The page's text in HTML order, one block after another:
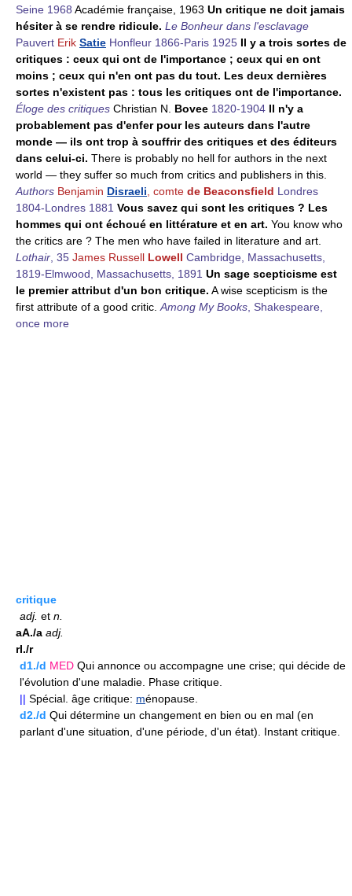
Seine 1968 Académie française, 1963 Un critique ne doit jamais
hésiter à se rendre ridicule. Le Bonheur dans l'esclavage
Pauvert Erik Satie Honfleur 1866-Paris 1925 Il y a trois sortes de
critiques : ceux qui ont de l'importance ; ceux qui en ont
moins ; ceux qui n'en ont pas du tout. Les deux dernières
sortes n'existent pas : tous les critiques ont de l'importance.
Éloge des critiques Christian N. Bovee 1820-1904 Il n'y a
probablement pas d'enfer pour les auteurs dans l'autre
monde — ils ont trop à souffrir des critiques et des éditeurs
dans celui-ci. There is probably no hell for authors in the next
world — they suffer so much from critics and publishers in this.
Authors Benjamin Disraeli , comte de Beaconsfield Londres
1804-Londres 1881 Vous savez qui sont les critiques ? Les
hommes qui ont échoué en littérature et en art. You know who
the critics are ? The men who have failed in literature and art.
Lothair , 35 James Russell Lowell Cambridge, Massachusetts,
1819-Elmwood, Massachusetts, 1891 Un sage scepticisme est
le premier attribut d'un bon critique. A wise scepticism is the
first attribute of a good critic. Among My Books , Shakespeare,
once more
critique
adj. et n.
aA./a adj.
rI./r
d1./d MED Qui annonce ou accompagne une crise; qui décide de
l'évolution d'une maladie. Phase critique.
|| Spécial. âge critique: ménopause.
d2./d Qui détermine un changement en bien ou en mal (en
parlant d'une situation, d'une période, d'un état). Instant critique.